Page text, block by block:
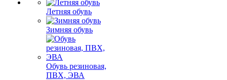
Летняя обувь
Зимняя обувь
Обувь резиновая,
ПВХ, ЭВА